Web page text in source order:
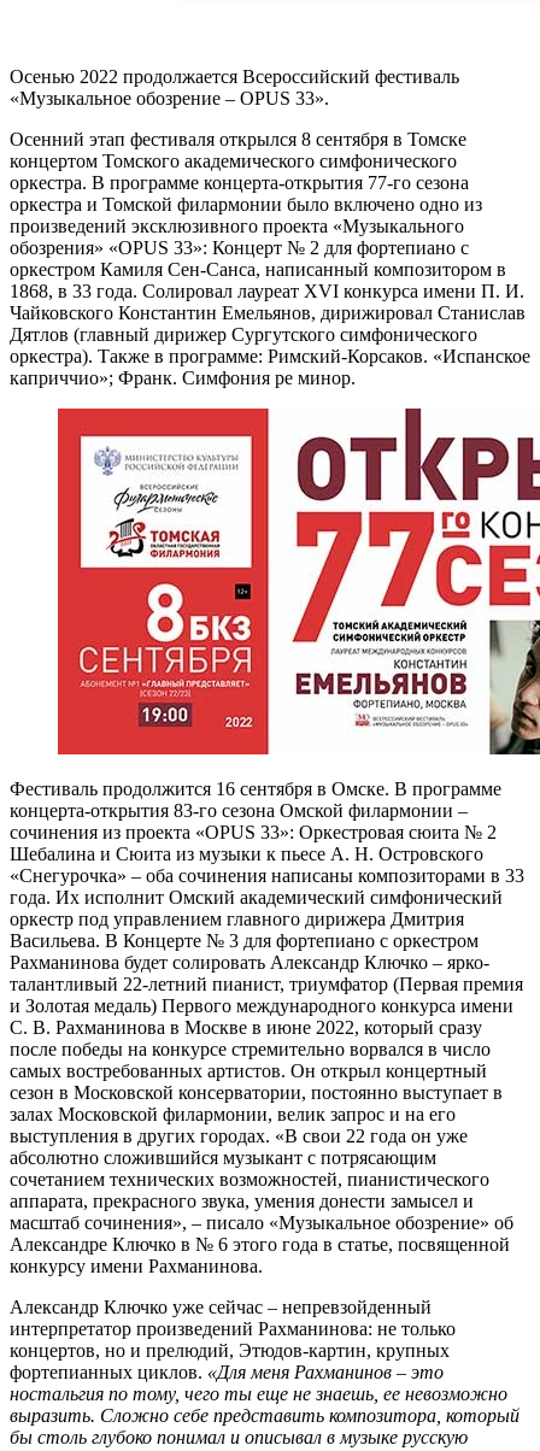
Осенью 2022 продолжается Всероссийский фестиваль
«Музыкальное обозрение – OPUS 33».
Осенний этап фестиваля открылся 8 сентября в Томске
концертом Томского академического симфонического
оркестра. В программе концерта-открытия 77-го сезона
оркестра и Томской филармонии было включено одно из
произведений эксклюзивного проекта «Музыкального
обозрения» «OPUS 33»: Концерт № 2 для фортепиано с
оркестром Камиля Сен-Санса, написанный композитором в
1868, в 33 года. Солировал лауреат XVI конкурса имени П. И.
Чайковского Константин Емельянов, дирижировал Станислав
Дятлов (главный дирижер Сургутского симфонического
оркестра). Также в программе: Римский-Корсаков. «Испанское
каприччио»; Франк. Симфония ре минор.
Фестиваль продолжится 16 сентября в Омске. В программе
концерта-открытия 83-го сезона Омской филармонии –
сочинения из проекта «OPUS 33»: Оркестровая сюита № 2
Шебалина и Сюита из музыки к пьесе А. Н. Островского
«Снегурочка» – оба сочинения написаны композиторами в 33
года. Их исполнит Омский академический симфонический
оркестр под управлением главного дирижера Дмитрия
Васильева. В Концерте № 3 для фортепиано с оркестром
Рахманинова будет солировать Александр Ключко – ярко-
талантливый 22-летний пианист, триумфатор (Первая премия
и Золотая медаль) Первого международного конкурса имени
С. В. Рахманинова в Москве в июне 2022, который сразу
после победы на конкурсе стремительно ворвался в число
самых востребованных артистов. Он открыл концертный
сезон в Московской консерватории, постоянно выступает в
залах Московской филармонии, велик запрос и на его
выступления в других городах. «В свои 22 года он уже
абсолютно сложившийся музыкант с потрясающим
сочетанием технических возможностей, пианистического
аппарата, прекрасного звука, умения донести замысел и
масштаб сочинения», – писало «Музыкальное обозрение» об
Александре Ключко в № 6 этого года в статье, посвященной
конкурсу имени Рахманинова.
Александр Ключко уже сейчас – непревзойденный
интерпретатор произведений Рахманинова: не только
концертов, но и прелюдий, Этюдов-картин, крупных
фортепианных циклов. «Для меня Рахманинов – это
ностальгия по тому, чего ты еще не знаешь, ее невозможно
выразить. Сложно себе представить композитора, который
бы столь глубоко понимал и описывал в музыке русскую